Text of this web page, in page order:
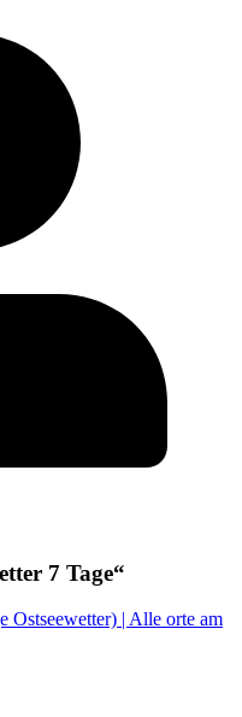
7 Tage“
Ostseewetter) | Alle orte am